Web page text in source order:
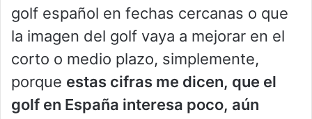
golf español en fechas cercanas o que
la imagen del golf vaya a mejorar en el
corto o medio plazo, simplemente,
porque estas cifras me dicen, que el
golf en España interesa poco, aún